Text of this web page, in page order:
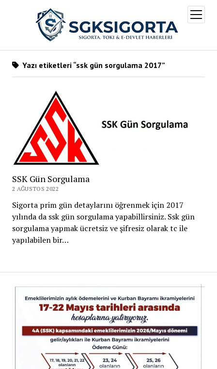
aç
Yazı etiketleri “ssk gün sorgulama 2017”
SSK Gün Sorgulama
2 AĞUSTOS 2022
Sigorta prim gün detaylarını öğrenmek için 2017
yılında da ssk gün sorgulama yapabillirsiniz. Ssk gün
sorgulama yapmak ücretsiz ve şifresiz olarak tc ile
yapılabilen bir…